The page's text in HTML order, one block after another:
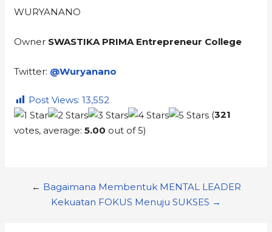
WURYANANO
Owner SWASTIKA PRIMA Entrepreneur College
Twitter: @Wuryanano
Post Views: 13,552
(321
votes, average:5.00 out of 5)
← Bagaimana Membentuk MENTAL LEADER
Kekuatan FOKUS Menuju SUKSES →